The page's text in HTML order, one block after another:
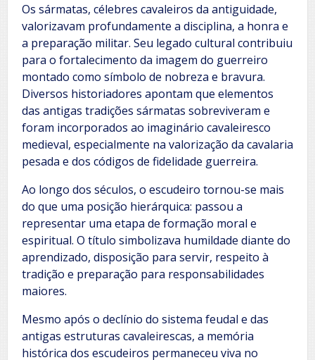
Os sármatas, célebres cavaleiros da antiguidade,
valorizavam profundamente a disciplina, a honra e
a preparação militar. Seu legado cultural contribuiu
para o fortalecimento da imagem do guerreiro
montado como símbolo de nobreza e bravura.
Diversos historiadores apontam que elementos
das antigas tradições sármatas sobreviveram e
foram incorporados ao imaginário cavaleiresco
medieval, especialmente na valorização da cavalaria
pesada e dos códigos de fidelidade guerreira.
Ao longo dos séculos, o escudeiro tornou-se mais
do que uma posição hierárquica: passou a
representar uma etapa de formação moral e
espiritual. O título simbolizava humildade diante do
aprendizado, disposição para servir, respeito à
tradição e preparação para responsabilidades
maiores.
Mesmo após o declínio do sistema feudal e das
antigas estruturas cavaleirescas, a memória
histórica dos escudeiros permaneceu viva no